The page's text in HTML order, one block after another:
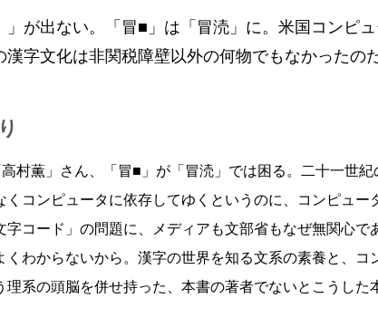
」が出ない。「冒■」は「冒涜」に。米国コンピ
漢字文化は非関税障壁以外の何物でもなかったの
高村薫」さん、「冒■」が「冒涜」では困る。二十一世
くコンピュータに依存してゆくというのに、コンピュー
字コード」の問題に、メディアも文部省もなぜ無関心で
くわからないから。漢字の世界を知る文系の素養と、コ
理系の頭脳を併せ持った、本書の著者でないとこうした